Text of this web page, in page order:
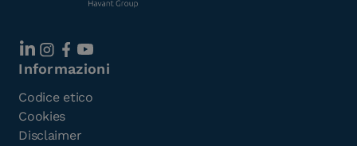
Informazioni
Codice etico
Cookies
Disclaimer